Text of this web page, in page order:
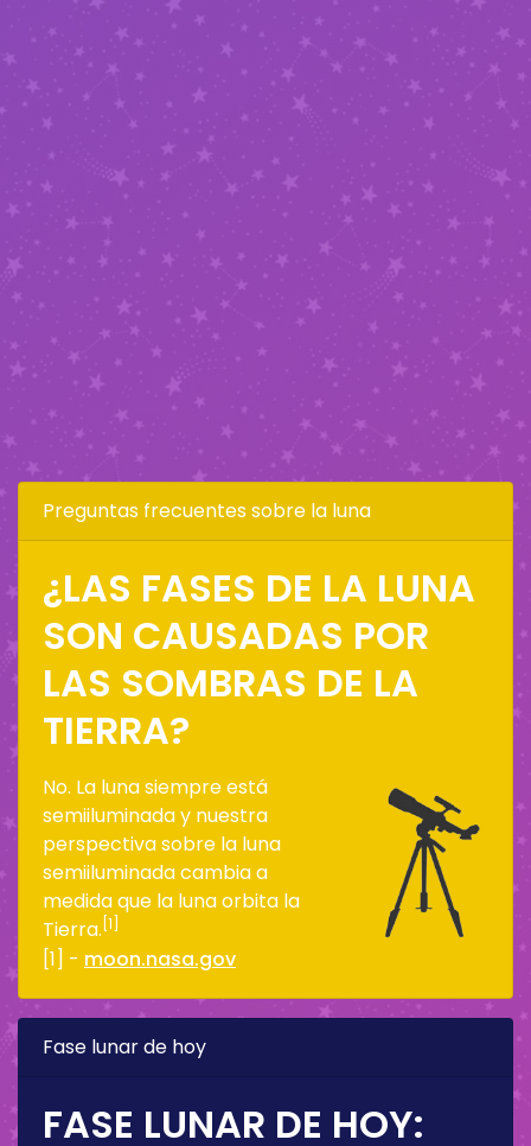
Preguntas frecuentes sobre la luna
¿LAS FASES DE LA LUNA
SON CAUSADAS POR
LAS SOMBRAS DE LA
TIERRA?
No. La luna siempre está
semiiluminada y nuestra
perspectiva sobre la luna
semiiluminada cambia a
medida que la luna orbita la
Tierra. [1]
[1] - moon.nasa.gov
Fase lunar de hoy
FASE LUNAR DE HOY: